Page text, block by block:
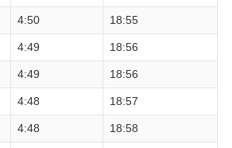
4:50 18:55
4:49 18:56
4:49 18:56
4:48 18:57
4:48 18:58